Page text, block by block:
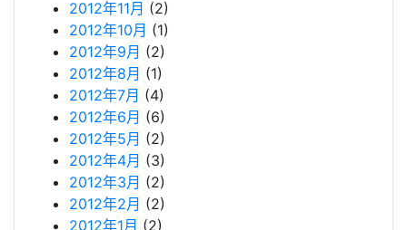
2012年11月 (2)
2012年10月 (1)
2012年9月 (2)
2012年8月 (1)
2012年7月 (4)
2012年6月 (6)
2012年5月 (2)
2012年4月 (3)
2012年3月 (2)
2012年2月 (2)
2012年1月 (2)